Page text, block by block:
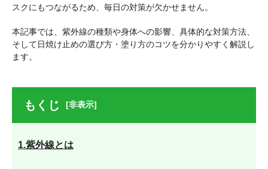
スクにもつながるため、毎日の対策が欠かせません。
本記事では、紫外線の種類や身体への影響、具体的な対策方法、
そして日焼け止めの選び方・塗り方のコツを分かりやすく解説し
ます。
もくじ [非表示]
1.紫外線とは